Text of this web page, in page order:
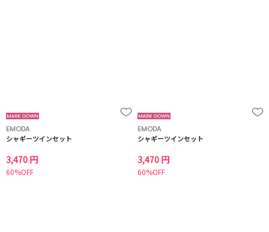
EMODA
シャギーツインセット
3,470 円
60%OFF
EMODA
シャギーツインセット
3,470 円
60%OFF